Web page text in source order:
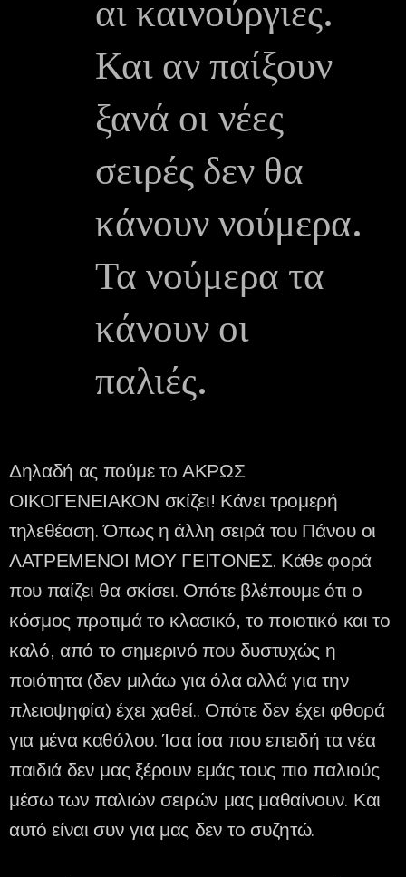
αι καινούργιες.
Και αν παίξουν
ξανά οι νέες
σειρές δεν θα
κάνουν νούμερα.
Τα νούμερα τα
κάνουν οι
παλιές.
Δηλαδή ας πούμε το ΑΚΡΩΣ
ΟΙΚΟΓΕΝΕΙΑΚΟΝ σκίζει! Κάνει τρομερή
τηλεθέαση. Όπως η άλλη σειρά του Πάνου οι
ΛΑΤΡΕΜΕΝΟΙ ΜΟΥ ΓΕΙΤΟΝΕΣ. Κάθε φορά
που παίζει θα σκίσει. Οπότε βλέπουμε ότι ο
κόσμος προτιμά το κλασικό, το ποιοτικό και το
καλό, από το σημερινό που δυστυχώς η
ποιότητα (δεν μιλάω για όλα αλλά για την
πλειοψηφία) έχει χαθεί.. Οπότε δεν έχει φθορά
για μένα καθόλου. Ίσα ίσα που επειδή τα νέα
παιδιά δεν μας ξέρουν εμάς τους πιο παλιούς
μέσω των παλιών σειρών μας μαθαίνουν. Και
αυτό είναι συν για μας δεν το συζητώ.